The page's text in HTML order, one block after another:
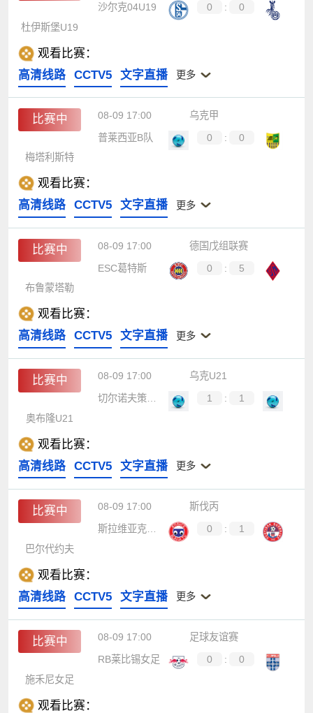
沙尔克04U19
0 :
0
杜伊斯堡U19
观看比赛：
高清线路
CCTV5 文字直播 更多
比赛中 08-09 17:00
乌克甲
普莱西亚B队
0 :
0
梅塔利斯特
观看比赛：
高清线路
CCTV5 文字直播 更多
比赛中 08-09 17:00
德国戊组联赛
ESC葛特斯
0 :
5
布鲁蒙塔勒
观看比赛：
高清线路
CCTV5 文字直播 更多
比赛中 08-09 17:00
乌克U21
切尔诺夫策U21
1 :
1
奥布隆U21
观看比赛：
高清线路
CCTV5 文字直播 更多
比赛中 08-09 17:00
斯伐丙
斯拉维亚克思雀
0 :
1
巴尔代约夫
观看比赛：
高清线路
CCTV5 文字直播 更多
比赛中 08-09 17:00
足球友谊赛
RB莱比锡女足
0 :
0
施禾尼女足
观看比赛：